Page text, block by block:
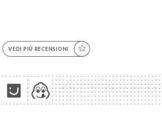
VEDI PIÙ RECENSIONI